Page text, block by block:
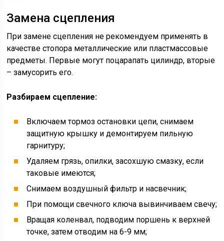
Замена сцепления
При замене сцепления не рекомендуем применять в
качестве стопора металлические или пластмассовые
предметы. Первые могут поцарапать цилиндр, вторые
– замусорить его.
Разбираем сцепление:
Включаем тормоз остановки цепи, снимаем
защитную крышку и демонтируем пильную
гарнитуру;
Удаляем грязь, опилки, засохшую смазку, если
таковые имеются;
Снимаем воздушный фильтр и насвечник;
При помощи свечного ключа вывинчиваем свечу;
Вращая коленвал, подводим поршень к верхней
точке, затем отводим на 6-9 мм;